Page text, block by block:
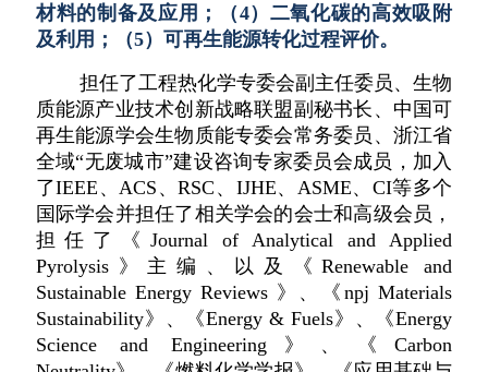
材料的制备及应用；（4）二氧化碳的高效吸附
及利用；（5）可再生能源转化过程评价。
担任了工程热化学专委会副主任委员、生物
质能源产业技术创新战略联盟副秘书长、中国可
再生能源学会生物质能专委会常务委员、浙江省
全域“无废城市”建设咨询专家委员会成员，加入
了IEEE、ACS、RSC、IJHE、ASME、CI等多个
国际学会并担任了相关学会的会士和高级会员，
担任了《Journal of Analytical and Applied
Pyrolysis》主编、以及《Renewable and
Sustainable Energy Reviews 》、
《npj Materials
Sustainability》、 《Energy & Fuels》 、《Energy
Science and Engineering》、《Carbon